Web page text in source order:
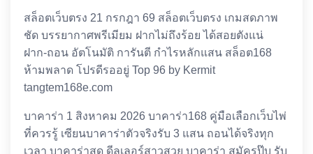
สล็อตเว็บตรง 21 กรกฎา 69 สล็อตเว็บตรง เกมสดภาพ
ชัด บรรยากาศพรีเมียม ฝากไม่ถึงร้อย ได้สอยตังแน่
ฝาก-ถอน อัตโนมัติ การันตี กำไรหลักแสน สล็อต168
ห้ามพลาด โปรดีรออยู่ Top 96 by Kermit
tangtem168e.com
บาคาร่า 1 สิงหาคม 2026 บาคาร่า168 คู่มือเลือกเว็บไพ่
ที่ควรรู้ เซียนบาคาร่าตัวจริงรับ 3 แสน ถอนได้จริงทุก
เวลา บาคาร่าสด ดีลเลอร์สาวสวย บาคาร่า สมัครปุ๊บ รับ